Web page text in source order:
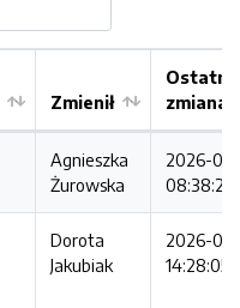
Zmienił
zmiana
Agnieszka
Żurowska
2026-
08:38:22
Dorota
Jakubiak
2026-
14:28:05